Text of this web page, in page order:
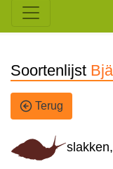
Soortenlijst
Terug